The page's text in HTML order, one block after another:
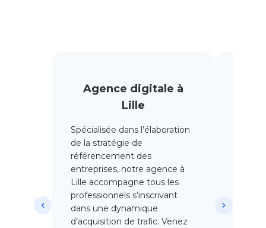
Agence digitale à
Lille
Spécialisée dans l’élaboration
de la stratégie de
référencement des
entreprises, notre agence à
Lille accompagne tous les
professionnels s’inscrivant
dans une dynamique
d’acquisition de trafic. Venez